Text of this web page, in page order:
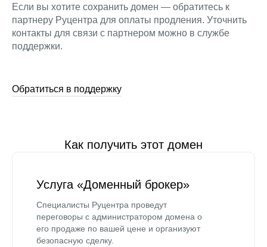
Если вы хотите сохранить домен — обратитесь к
партнеру Руцентра для оплаты продления. Уточнить
контакты для связи с партнером можно в службе
поддержки.
Обратиться в поддержку
Как получить этот домен
Услуга «Доменный брокер»
Специалисты Руцентра проведут
переговоры с администратором домена о
его продаже по вашей цене и организуют
безопасную сделку.